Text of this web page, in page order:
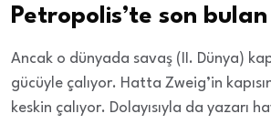
Petropolis’te son
Ancak o dünyada savaş (II. Dünya)
gücüyle çalıyor. Hatta Zweig’in
keskin çalıyor. Dolayısıyla da yazarı